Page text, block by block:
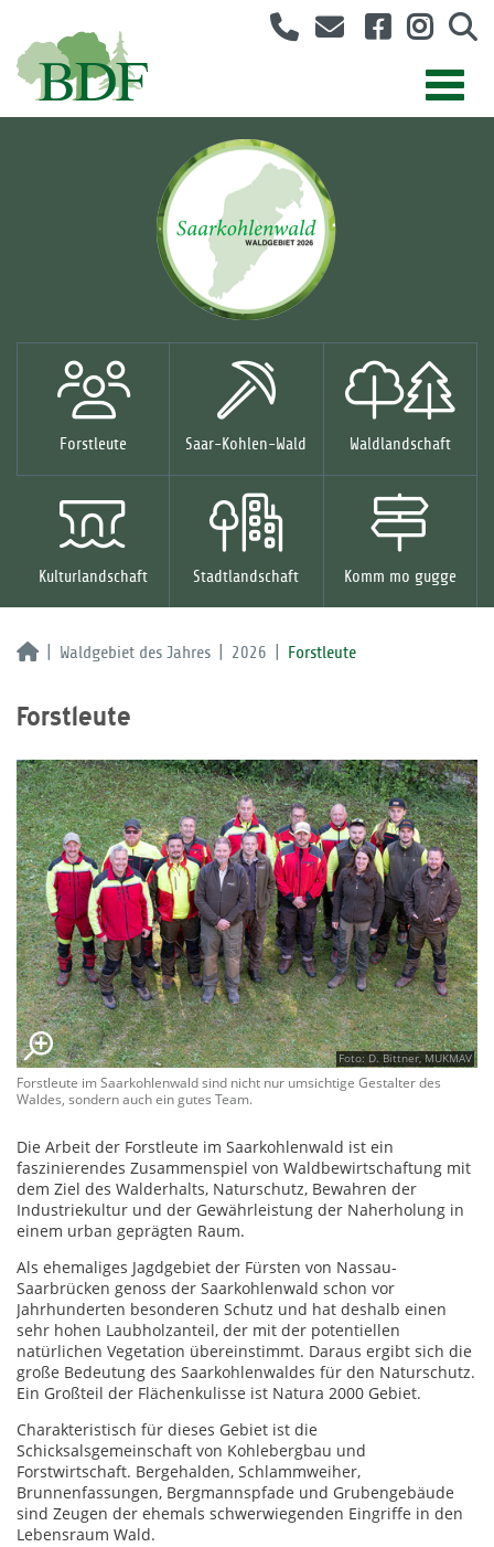
Forstleute Saar-Kohlen-Wald Waldlandschaft
Kulturlandschaft Stadtlandschaft Komm mo gugge
Waldgebiet des Jahres 2026 Forstleute
Forstleute
Foto: D. Bittner, MUKMAV
Forstleute im Saarkohlenwald sind nicht nur umsichtige Gestalter des
Waldes, sondern auch ein gutes Team.
Die Arbeit der Forstleute im Saarkohlenwald ist ein
faszinierendes Zusammenspiel von Waldbewirtschaftung mit
dem Ziel des Walderhalts, Naturschutz, Bewahren der
Industriekultur und der Gewährleistung der Naherholung in
einem urban geprägten Raum.
Als ehemaliges Jagdgebiet der Fürsten von Nassau-
Saarbrücken genoss der Saarkohlenwald schon vor
Jahrhunderten besonderen Schutz und hat deshalb einen
sehr hohen Laubholzanteil, der mit der potentiellen
natürlichen Vegetation übereinstimmt. Daraus ergibt sich die
große Bedeutung des Saarkohlenwaldes für den Naturschutz.
Ein Großteil der Flächenkulisse ist Natura 2000 Gebiet.
Charakteristisch für dieses Gebiet ist die
Schicksalsgemeinschaft von Kohlebergbau und
Forstwirtschaft. Bergehalden, Schlammweiher,
Brunnenfassungen, Bergmannspfade und Grubengebäude
sind Zeugen der ehemals schwerwiegenden Eingriffe in den
Lebensraum Wald.